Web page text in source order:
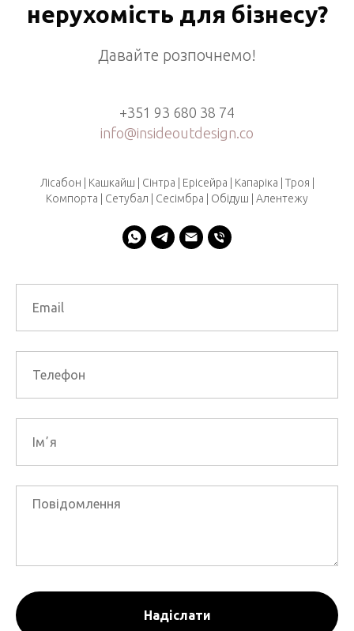
нерухомість для бізнесу?
Давайте розпочнемо!
+351 93 680 38 74
info@insideoutdesign.co
Лісабон | Кашкайш | Сінтра | Ерісейра | Капаріка | Троя |
Компорта | Сетубал | Сесімбра | Обідуш | Алентежу
Надіслати